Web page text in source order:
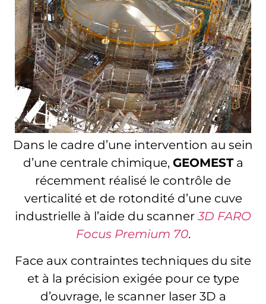
Dans le cadre d’une intervention au sein
d’une centrale chimique, GEOMESTa
récemment réalisé le contrôle de
verticalité et de rotondité d’une cuve
industrielle à l’aide du scanner3D FARO
Focus Premium 70.
Face aux contraintes techniques du site
et à la précision exigée pour ce type
d’ouvrage, le scanner laser 3D a